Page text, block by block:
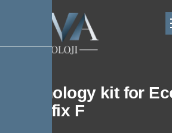
Technology kit for
Pumpfix F